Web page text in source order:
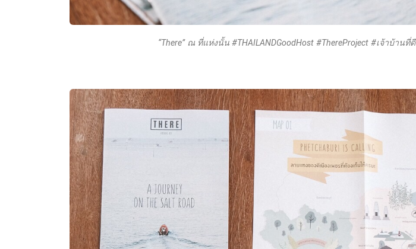
“There” ณ ที่แห่งนั้น #THAILANDGoodHost #ThereProject #เจ้าบ้านที่ดี